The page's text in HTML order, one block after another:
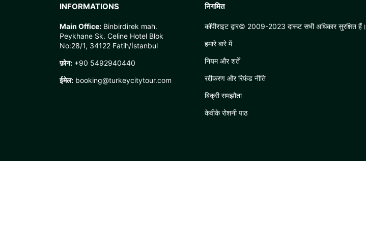
INFORMATIONS
Main Office: Binbirdirek mah.
Peykhane Sk. Celine Hotel Blok
No:28/1, 34122 Fatih/İstanbul
फ़ोन: +90 5492940440
ईमेल: booking@turkeycitytour.com
निगमित
कॉपीराइट द्वार© 2009-2023 दारूट सभी अधिकार सुरक्षित हैं।
हमारे बारे में
नियम और शर्तें
रद्दीकरण और रिफंड नीति
बिक्री समझौता
केवीके रोशनी पाठ